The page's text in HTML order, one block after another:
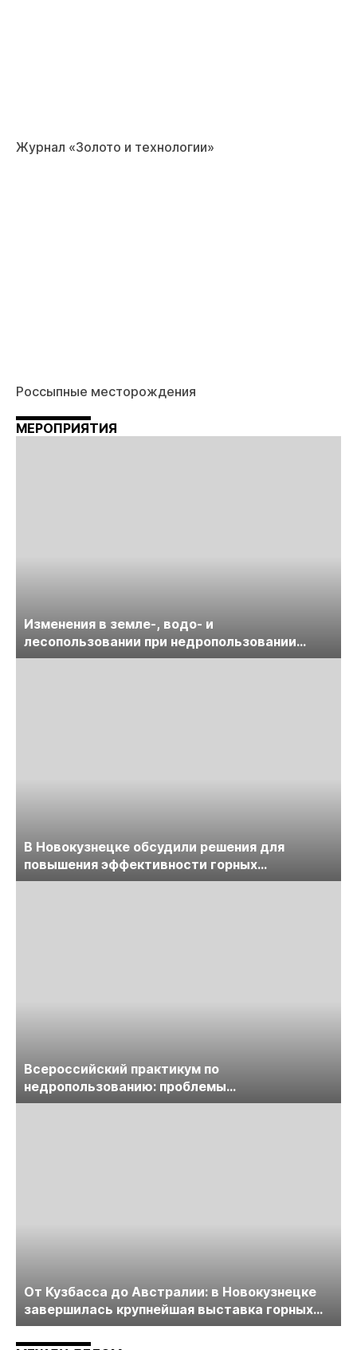
Журнал «Золото и технологии»
Россыпные месторождения
МЕРОПРИЯТИЯ
Изменения в земле-, водо- и
лесопользовании при недропользовании
обсудят на семинаре «ПравоТЭК»
В Новокузнецке обсудили решения для
повышения эффективности горных
предприятий
Всероссийский практикум по
недропользованию: проблемы
лицензирования, цифровизации, экспертизы
От Кузбасса до Австралии: в Новокузнецке
завершилась крупнейшая выставка горных
технологий «Недра России. Уголь России и
Майнинг»